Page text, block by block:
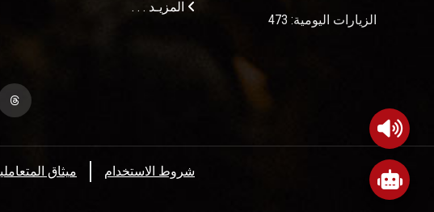
الزيارات اليومية: 473
المزيـد . . .
ميثاق شروط الاستخدام